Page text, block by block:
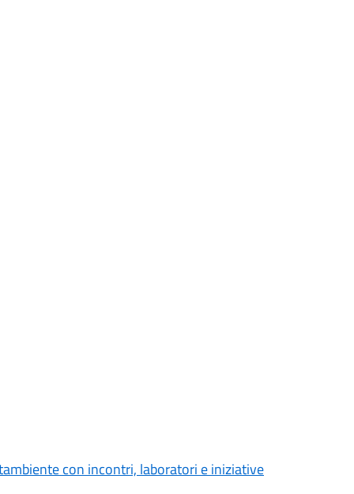
con incontri, laboratori e iniziative